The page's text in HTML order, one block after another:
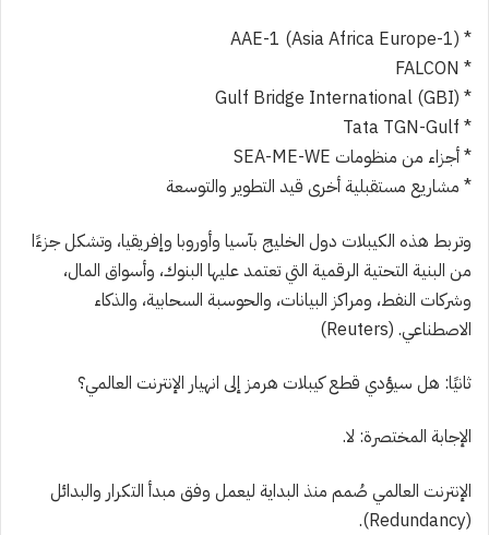
* AAE-1 (Asia Africa Europe-1)
* FALCON
* Gulf Bridge International (GBI)
* Tata TGN-Gulf
* أجزاء من منظومات SEA-ME-WE
* مشاريع مستقبلية أخرى قيد التطوير والتوسعة
وتربط هذه الكيبلات دول الخليج بآسيا وأوروبا وإفريقيا، وتشكل جزءًا
من البنية التحتية الرقمية التي تعتمد عليها البنوك، وأسواق المال،
وشركات النفط، ومراكز البيانات، والحوسبة السحابية، والذكاء
الاصطناعي. (Reuters)
ثانيًا: هل سيؤدي قطع كيبلات هرمز إلى انهيار الإنترنت العالمي؟
الإجابة المختصرة: لا.
الإنترنت العالمي صُمم منذ البداية ليعمل وفق مبدأ التكرار والبدائل
(Redundancy).